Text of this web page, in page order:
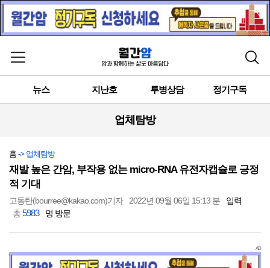
메뉴 열기 검색
뉴스 지난호 투병상담 정기구독
업체탐방
홈 -> 업체탐방
재발 높은 간암, 부작용 없는 micro-RNA 유전자캡슐로 긍정
적 기대
고동탄(bourree@kakao.com)기자 2022년 09월 06일 15:13 분
입력
총5983 명 방문
AD